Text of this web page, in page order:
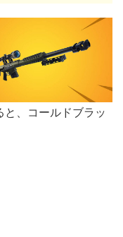
と、コールドブラッ